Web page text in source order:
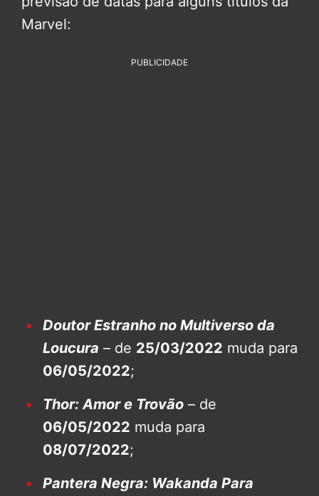
Marvel:
PUBLICIDADE
Doutor Estranho no Multiverso da
Loucura – de 25/03/2022 muda para
06/05/2022;
Thor: Amor e Trovão – de
06/05/2022 muda para
08/07/2022;
Pantera Negra: Wakanda Para